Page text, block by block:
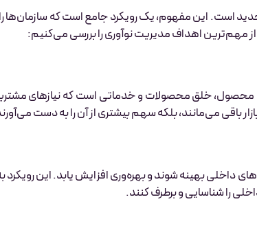
است. این مفهوم، یک رویکرد جامع است که سازمان‌ها را
از مهم‌ترین اهداف مدیریت نوآوری را بررسی می‌کنیم:
خلق محصولات و خدماتی است که نیازهای مشتریان
باقی می‌مانند، بلکه سهم بیشتری از آن را به دست
داخلی بهینه شوند و بهره‌وری افزایش یابد. این
را شناسایی و برطرف کنند.